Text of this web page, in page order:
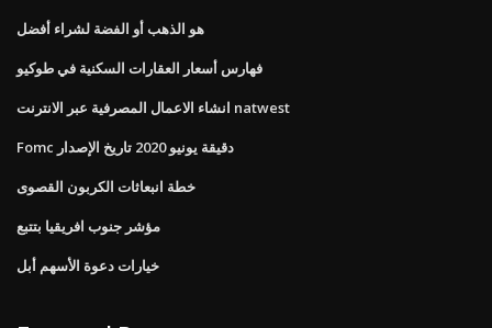
هو الذهب أو الفضة لشراء أفضل
فهارس أسعار العقارات السكنية في طوكيو
انشاء الاعمال المصرفية عبر الانترنت natwest
Fomc دقيقة يونيو 2020 تاريخ الإصدار
خطة انبعاثات الكربون القصوى
مؤشر جنوب افريقيا بتتبع
خيارات دعوة الأسهم أبل